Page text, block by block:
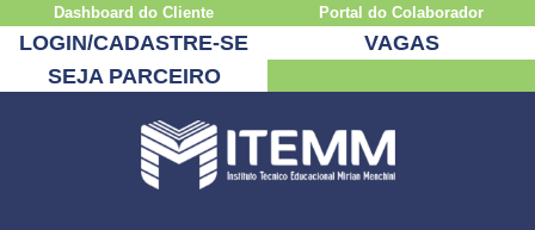
Dashboard do Cliente Portal do Colaborador
LOGIN/CADASTRE-SE
VAGAS
SEJA PARCEIRO